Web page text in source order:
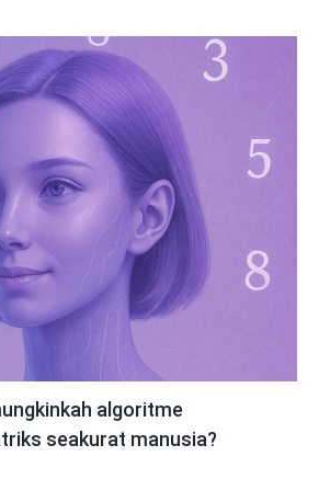
algoritme
seakurat manusia?